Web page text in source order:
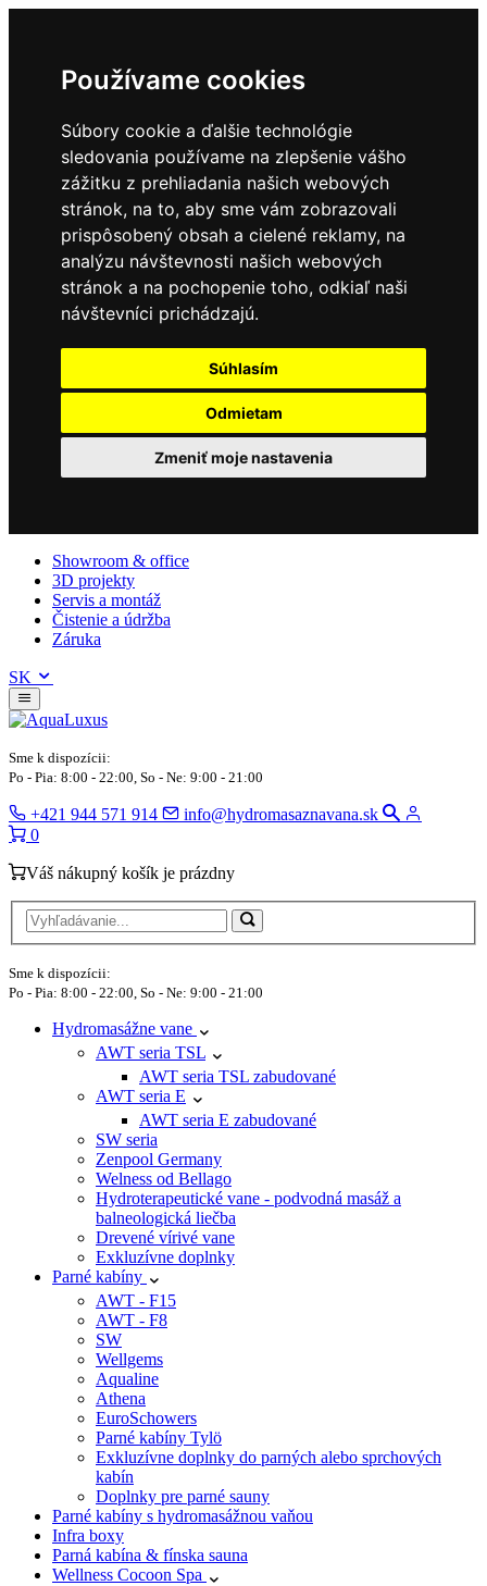
Používame cookies
Súbory cookie a ďalšie technológie
sledovania používame na zlepšenie vášho
zážitku z prehliadania našich webových
stránok, na to, aby sme vám zobrazovali
prispôsobený obsah a cielené reklamy, na
analýzu návštevnosti našich webových
stránok a na pochopenie toho, odkiaľ naši
návštevníci prichádzajú.
Súhlasím
Odmietam
Zmeniť moje nastavenia
Showroom & office
3D projekty
Servis a montáž
Čistenie a údržba
Záruka
SK
Sme k dispozícii:
Po - Pia: 8:00 - 22:00, So - Ne: 9:00 - 21:00
+421 944 571 914
info@hydromasaznavana.sk
0
Váš nákupný košík je prázdny
Sme k dispozícii:
Po - Pia: 8:00 - 22:00, So - Ne: 9:00 - 21:00
Hydromasážne vane
AWT seria TSL
AWT seria TSL zabudované
AWT seria E
AWT seria E zabudované
SW seria
Zenpool Germany
Welness od Bellago
Hydroterapeutické vane - podvodná masáž a
balneologická liečba
Drevené vírivé vane
Exkluzívne doplnky
Parné kabíny
AWT - F15
AWT - F8
SW
Wellgems
Aqualine
Athena
EuroSchowers
Parné kabíny Tylö
Exkluzívne doplnky do parných alebo sprchových
kabín
Doplnky pre parné sauny
Parné kabíny s hydromasážnou vaňou
Infra boxy
Parná kabína & fínska sauna
Wellness Cocoon Spa